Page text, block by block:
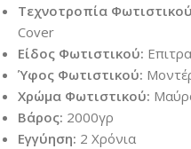
Τεχνοτροπία
Cover
Είδος Φωτιστικού:
Ύφος Φωτιστικού:
Χρώμα Φωτιστικού:
Βάρος: 2000γρ
Εγγύηση: 2 Χρόνια